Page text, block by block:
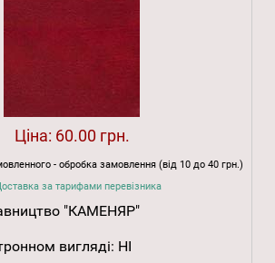
Ціна: 60.00 грн.
- обробка замовлення (від 10 до 40 грн.)
за тарифами перевізника
"КАМЕНЯР"
вигляді: НІ